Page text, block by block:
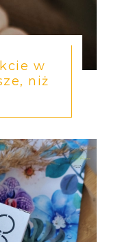
w
niż